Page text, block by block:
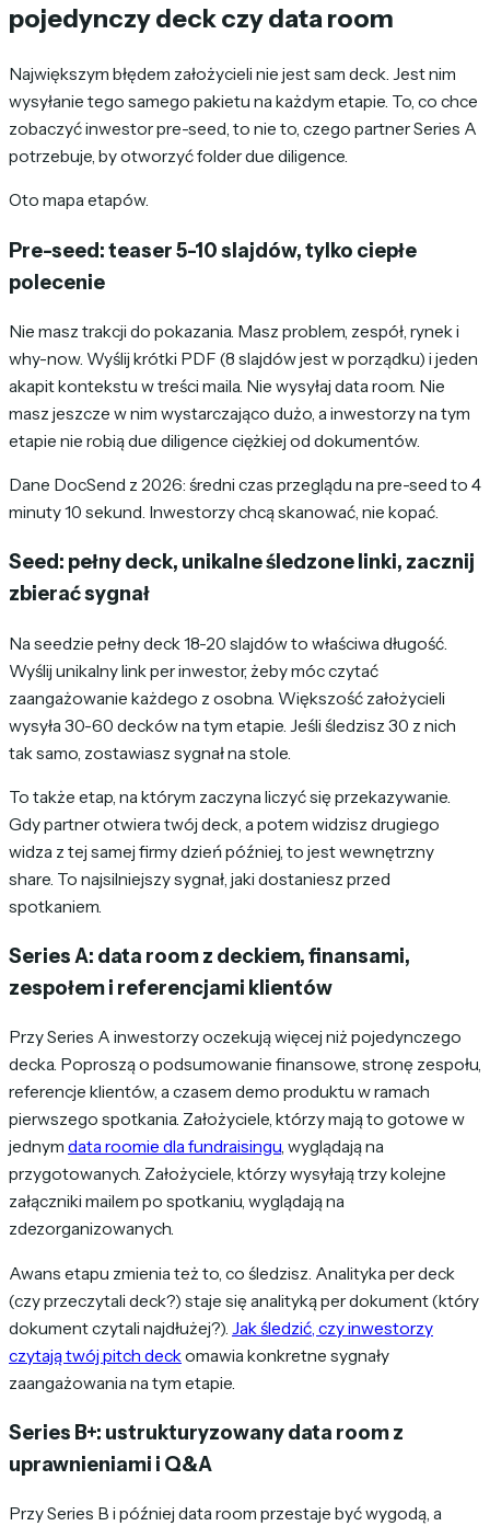
pojedynczy deck czy data room
Największym błędem założycieli nie jest sam deck. Jest nim
wysyłanie tego samego pakietu na każdym etapie. To, co chce
zobaczyć inwestor pre-seed, to nie to, czego partner Series A
potrzebuje, by otworzyć folder due diligence.
Oto mapa etapów.
Pre-seed: teaser 5-10 slajdów, tylko ciepłe
polecenie
Nie masz trakcji do pokazania. Masz problem, zespół, rynek i
why-now. Wyślij krótki PDF (8 slajdów jest w porządku) i jeden
akapit kontekstu w treści maila. Nie wysyłaj data room. Nie
masz jeszcze w nim wystarczająco dużo, a inwestorzy na tym
etapie nie robią due diligence ciężkiej od dokumentów.
Dane DocSend z 2026: średni czas przeglądu na pre-seed to 4
minuty 10 sekund. Inwestorzy chcą skanować, nie kopać.
Seed: pełny deck, unikalne śledzone linki, zacznij
zbierać sygnał
Na seedzie pełny deck 18-20 slajdów to właściwa długość.
Wyślij unikalny link per inwestor, żeby móc czytać
zaangażowanie każdego z osobna. Większość założycieli
wysyła 30-60 decków na tym etapie. Jeśli śledzisz 30 z nich
tak samo, zostawiasz sygnał na stole.
To także etap, na którym zaczyna liczyć się przekazywanie.
Gdy partner otwiera twój deck, a potem widzisz drugiego
widza z tej samej firmy dzień później, to jest wewnętrzny
share. To najsilniejszy sygnał, jaki dostaniesz przed
spotkaniem.
Series A: data room z deckiem, finansami,
zespołem i referencjami klientów
Przy Series A inwestorzy oczekują więcej niż pojedynczego
decka. Poproszą o podsumowanie finansowe, stronę zespołu,
referencje klientów, a czasem demo produktu w ramach
pierwszego spotkania. Założyciele, którzy mają to gotowe w
jednym data roomie dla fundraisingu, wyglądają na
przygotowanych. Założyciele, którzy wysyłają trzy kolejne
załączniki mailem po spotkaniu, wyglądają na
zdezorganizowanych.
Awans etapu zmienia też to, co śledzisz. Analityka per deck
(czy przeczytali deck?) staje się analityką per dokument (który
dokument czytali najdłużej?). Jak śledzić, czy inwestorzy
czytają twój pitch deckomawia konkretne sygnały
zaangażowania na tym etapie.
Series B+: ustrukturyzowany data room z
uprawnieniami i Q&A
Przy Series B i później data room przestaje być wygodą, a